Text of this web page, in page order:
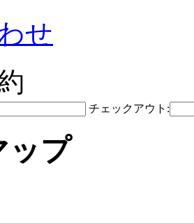
せ
チェックアウト:
ップ